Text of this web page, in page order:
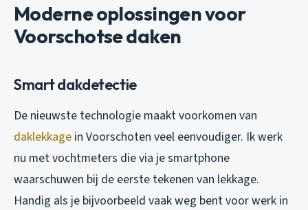
Moderne oplossingen voor
Voorschotse daken
Smart dakdetectie
De nieuwste technologie maakt voorkomen van
daklekkage in Voorschoten veel eenvoudiger. Ik werk
nu met vochtmeters die via je smartphone
waarschuwen bij de eerste tekenen van lekkage.
Handig als je bijvoorbeeld vaak weg bent voor werk in